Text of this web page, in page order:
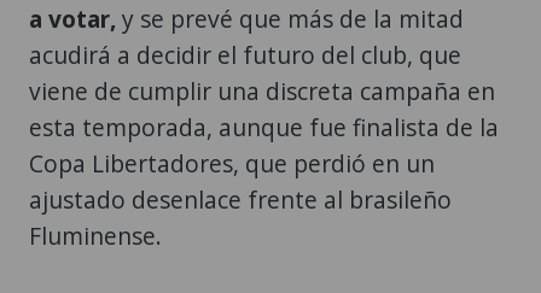
a votar,y se prevé que más de la mitad
acudirá a decidir el futuro del club, que
viene de cumplir una discreta campaña en
esta temporada, aunque fue finalista de la
Copa Libertadores, que perdió en un
ajustado desenlace frente al brasileño
Fluminense.